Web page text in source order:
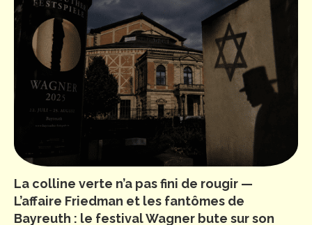
La colline verte n’a pas fini de rougir —
L’affaire Friedman et les fantômes de
Bayreuth : le festival Wagner bute sur son